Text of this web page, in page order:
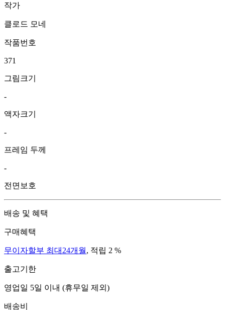
작가
클로드 모네
작품번호
371
그림크기
-
액자크기
-
프레임 두께
-
전면보호
배송 및 혜택
구매혜택
무이자할부 최대24개월, 적립 2 %
출고기한
영업일 5일 이내 (휴무일 제외)
배송비